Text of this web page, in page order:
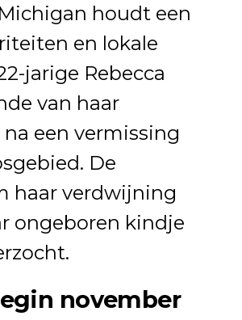
houdt een
en lokale
jarige Rebecca
van haar
een vermissing
De
haar verdwijning
ongeboren kindje
november